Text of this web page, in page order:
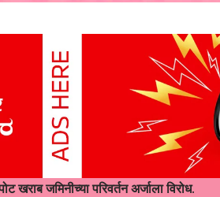
खराब जमिनीच्या परिवर्तन अर्जाला विरोध.